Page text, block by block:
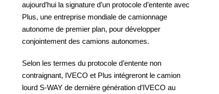
aujourd’hui la signature d’un protocole d’entente avec
Plus, une entreprise mondiale de camionnage
autonome de premier plan, pour développer
conjointement des camions autonomes.
Selon les termes du protocole d’entente non
contraignant, IVECO et Plus intégreront le camion
lourd S-WAY de dernière génération d’IVECO au